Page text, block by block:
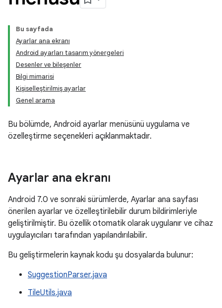
Bu sayfada
Ayarlar ana ekranı
Android ayarları tasarım yönergeleri
Desenler ve bileşenler
Bilgi mimarisi
Kişiselleştirilmiş ayarlar
Genel arama
Bu bölümde, Android ayarlar menüsünü uygulama ve
özelleştirme seçenekleri açıklanmaktadır.
Ayarlar ana ekranı
Android 7.0 ve sonraki sürümlerde, Ayarlar ana sayfası
önerilen ayarlar ve özelleştirilebilir durum bildirimleriyle
geliştirilmiştir. Bu özellik otomatik olarak uygulanır ve cihaz
uygulayıcıları tarafından yapılandırılabilir.
Bu geliştirmelerin kaynak kodu şu dosyalarda bulunur:
SuggestionParser.java
TileUtils.java